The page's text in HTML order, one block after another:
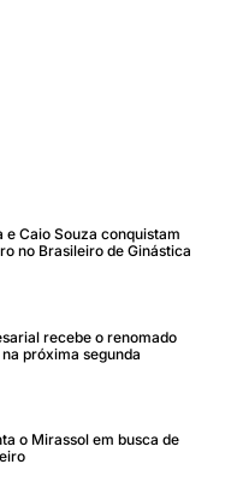
e Caio Souza conquistam
no Brasileiro de Ginástica
recebe o renomado
próxima segunda
o Mirassol em busca de